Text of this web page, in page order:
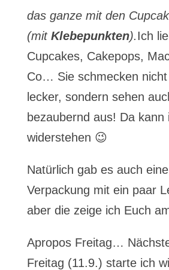
das ganze mit den
(mit Klebepunkten).Ich
Cupcakes, Cakepops,
Co… Sie schmecken
lecker, sondern sehen
bezaubernd aus! Da kann
widerstehen 😉
Natürlich gab es auch
Verpackung mit ein paar
aber die zeige ich Euch
Apropos Freitag…
Freitag (11.9.) starte ich